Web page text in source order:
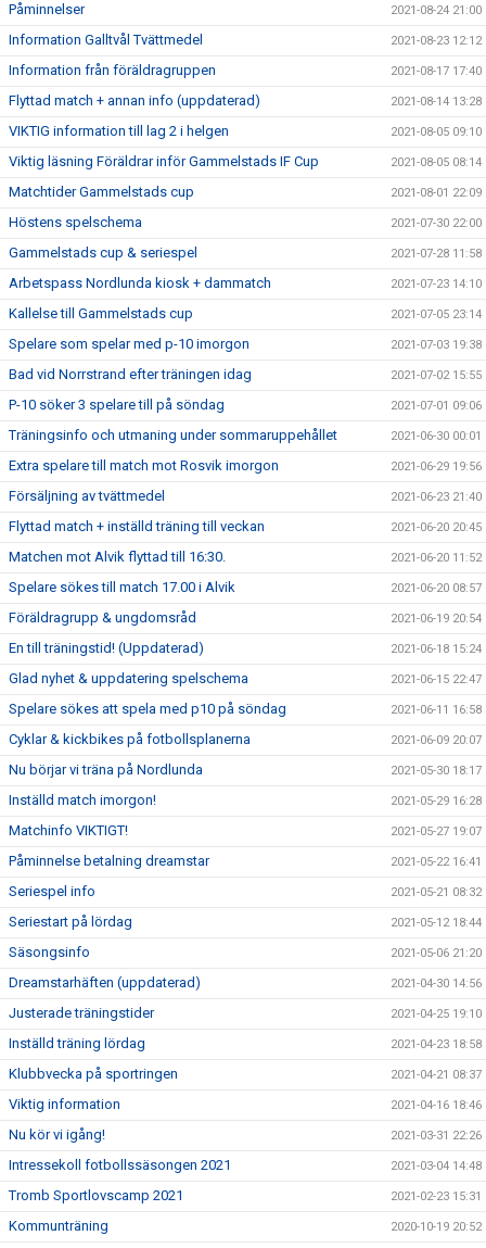
Påminnelser 2021-08-24 21:00
Information Galltvål Tvättmedel 2021-08-23 12:12
Information från föräldragruppen 2021-08-17 17:40
Flyttad match + annan info (uppdaterad) 2021-08-14 13:28
VIKTIG information till lag 2 i helgen 2021-08-05 09:10
Viktig läsning Föräldrar inför Gammelstads IF Cup 2021-08-05 08:14
Matchtider Gammelstads cup 2021-08-01 22:09
Höstens spelschema 2021-07-30 22:00
Gammelstads cup & seriespel 2021-07-28 11:58
Arbetspass Nordlunda kiosk + dammatch 2021-07-23 14:10
Kallelse till Gammelstads cup 2021-07-05 23:14
Spelare som spelar med p-10 imorgon 2021-07-03 19:38
Bad vid Norrstrand efter träningen idag 2021-07-02 15:55
P-10 söker 3 spelare till på söndag 2021-07-01 09:06
Träningsinfo och utmaning under sommaruppehållet 2021-06-30 00:01
Extra spelare till match mot Rosvik imorgon 2021-06-29 19:56
Försäljning av tvättmedel 2021-06-23 21:40
Flyttad match + inställd träning till veckan 2021-06-20 20:45
Matchen mot Alvik flyttad till 16:30. 2021-06-20 11:52
Spelare sökes till match 17.00 i Alvik 2021-06-20 08:57
Föräldragrupp & ungdomsråd 2021-06-19 20:54
En till träningstid! (Uppdaterad) 2021-06-18 15:24
Glad nyhet & uppdatering spelschema 2021-06-15 22:47
Spelare sökes att spela med p10 på söndag 2021-06-11 16:58
Cyklar & kickbikes på fotbollsplanerna 2021-06-09 20:07
Nu börjar vi träna på Nordlunda 2021-05-30 18:17
Inställd match imorgon! 2021-05-29 16:28
Matchinfo VIKTIGT! 2021-05-27 19:07
Påminnelse betalning dreamstar 2021-05-22 16:41
Seriespel info 2021-05-21 08:32
Seriestart på lördag 2021-05-12 18:44
Säsongsinfo 2021-05-06 21:20
Dreamstarhäften (uppdaterad) 2021-04-30 14:56
Justerade träningstider 2021-04-25 19:10
Inställd träning lördag 2021-04-23 18:58
Klubbvecka på sportringen 2021-04-21 08:37
Viktig information 2021-04-16 18:46
Nu kör vi igång! 2021-03-31 22:26
Intressekoll fotbollssäsongen 2021 2021-03-04 14:48
Tromb Sportlovscamp 2021 2021-02-23 15:31
Kommunträning 2020-10-19 20:52